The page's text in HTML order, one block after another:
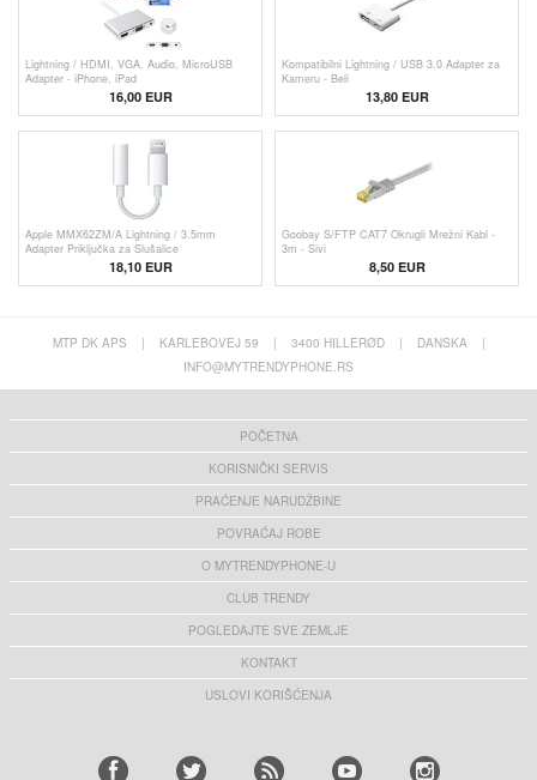
Lightning / HDMI, VGA, Audio, MicroUSB
Adapter - iPhone, iPad
16,00 EUR
Kompatibilni Lightning / USB 3.0 Adapter za
Kameru - Beli
13,80 EUR
Apple MMX62ZM/A Lightning / 3.5mm
Adapter Priključka za Slušalice
18,10 EUR
Goobay S/FTP CAT7 Okrugli Mrežni Kabl -
3m - Sivi
8,50 EUR
MTP DK APS | KARLEBOVEJ 59 | 3400 HILLERØD | DANSKA
|
INFO@MYTRENDYPHONE.RS
POČETNA
KORISNIČKI SERVIS
PRAĆENJE NARUDŽBINE
POVRAĆAJ ROBE
O MYTRENDYPHONE-U
CLUB TRENDY
POGLEDAJTE SVE ZEMLJE
KONTAKT
USLOVI KORIŠĆENJA